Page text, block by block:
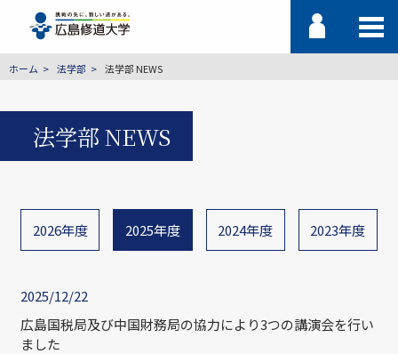
ホーム 法学部 法学部 NEWS
法学部 NEWS
2026年度 2025年度 2024年度 2023年度
2025/12/22
広島国税局及び中国財務局の協力により3つの講演会を行い
ました